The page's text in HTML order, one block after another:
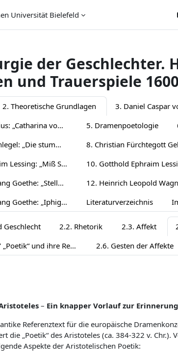
Universität Bielefeld
der Geschlechter.
und Trauerspiele
2. Theoretische Grundlagen
4. Andreas Gryphius: „Catharina von Georgien“
5. Dramenpoetologie
7. Johann Elias Schlegel: „Die stumme Schönheit“
9. Gotthold Ephraim Lessing: „Miß Sara Sampson“
11. Johann Wolfgang Goethe: „Stella“ (Fassung 1775)
13. Johann Wolfgang Goethe: „Iphigenie auf Tauris“ (Fassung 1787)
Literaturverzeichnis
Geschlecht 2.2. Rhetorik 2.3. Affekt
2.5. Aristoteles' „Poetik“ und ihre Rezeption
2.6. Gesten der Affekte
– Ein knapper Vorlauf zur Erinnerung
Referenztext für die europäische
die „Poetik“ des Aristoteles (ca. 384-322 v. Chr.).
Aspekte der Aristotelischen Poetik: